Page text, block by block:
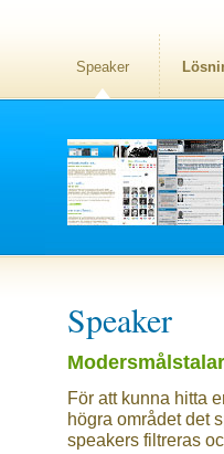
Speaker
Speaker
För att kunna hitta
högra området det
speakers filtreras